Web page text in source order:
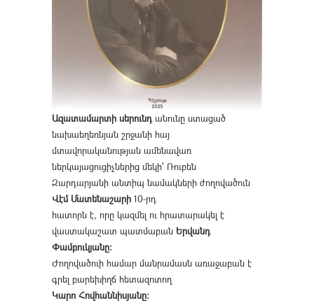
Ազատամարտի սերունդանունը ստացած
նախաեղեռնյան շրջանի հայ
մտավորականության ամենավառ
ներկայացուցիչներից մեկի՝ Ռուբեն
Զարդարյանի անտիպ նամակների ժողովածուն
Վէմ Մատենաշարի 10-րդ
հատորն է, որը կազմել ու հրատարակել է
վաստակաշատ պատմաբան Երվանդ
Փամբուկյանը։
Ժողովածուի համար մանրամասն առաջաբան է
գրել բարեխիղճ հետազոտող
Կարո Հովհաննիսյանը։